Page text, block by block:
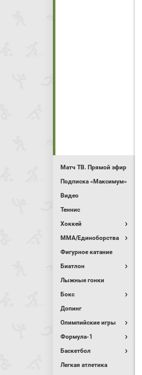
Матч ТВ. Прямой эфир
Подписка «Максимум»
Видео
Теннис
Хоккей
MMA/Единоборства
Фигурное катание
Биатлон
Лыжные гонки
Бокс
Допинг
Олимпийские игры
Формула-1
Баскетбол
Легкая атлетика